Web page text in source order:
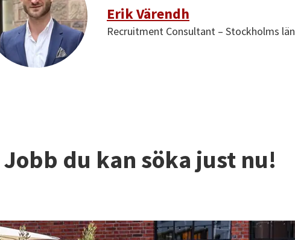
Erik Värendh
Recruitment Consultant – Stockholms län
Jobb du kan söka just nu!